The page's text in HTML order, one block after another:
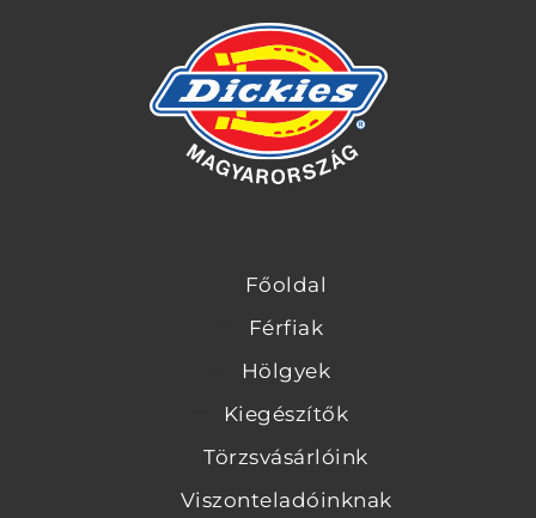
Főoldal
Férfiak
Hölgyek
Kiegészítők
Törzsvásárlóink
Viszonteladóinknak